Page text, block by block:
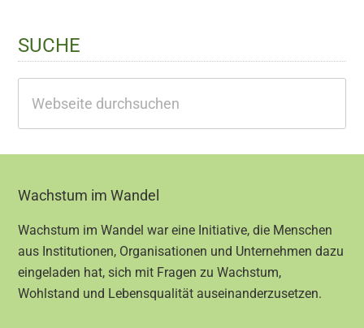
SUCHE
durchsuchen
Footer
Wachstum im Wandel
Wachstum im Wandel war eine Initiative, die Menschen
aus Institutionen, Organisationen und Unternehmen dazu
eingeladen hat, sich mit Fragen zu Wachstum,
Wohlstand und Lebensqualität auseinanderzusetzen.